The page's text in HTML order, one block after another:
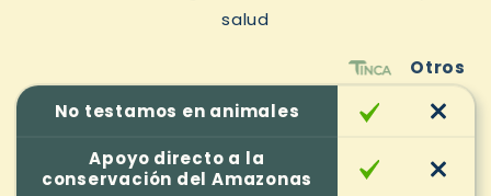
salud
Otros
No testamos en animales
Apoyo directo a la
conservación del Amazonas